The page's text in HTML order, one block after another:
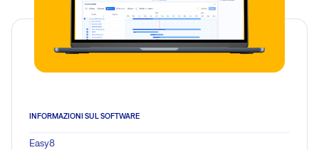
INFORMAZIONI SUL SOFTWARE
Easy8